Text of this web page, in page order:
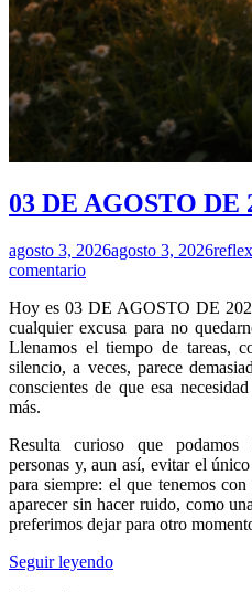
03 DE AGOSTO DE
agosto 3, 2026agosto 3, 2026
comentario
Hoy es 03 DE AGOSTO DE
cualquier excusa para no
Llenamos el tiempo de tareas,
silencio, a veces, parece
conscientes de que esa
más.
Resulta curioso que
personas y, aun así, evitar el
para siempre: el que tenemos
aparecer sin hacer ruido, como
preferimos dejar para otro
Seguir leyendo